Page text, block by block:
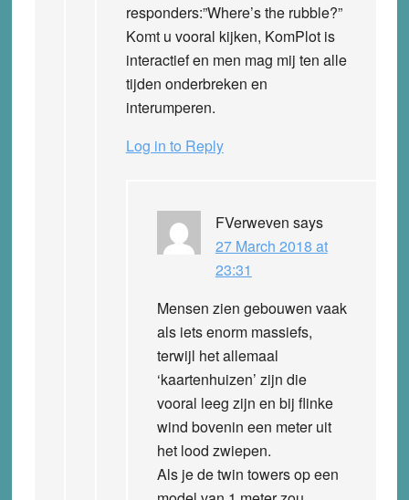
responders:”Where’s the rubble?”
Komt u vooral kijken, KomPlot is
interactief en men mag mij ten alle
tijden onderbreken en
interumperen.
Log in to Reply
FVerweven says
27 March 2018 at
23:31
Mensen zien gebouwen vaak
als iets enorm massiefs,
terwijl het allemaal
‘kaartenhuizen’ zijn die
vooral leeg zijn en bij flinke
wind bovenin een meter uit
het lood zwiepen.
Als je de twin towers op een